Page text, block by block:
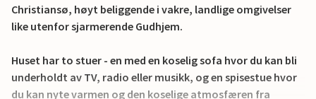
Christiansø, høyt beliggende i vakre, landlige omgivelser
like utenfor sjarmerende Gudhjem.
Huset har to stuer - en med en koselig sofa hvor du kan bli
underholdt av TV, radio eller musikk, og en spisestue hvor
du kan nyte varmen og den koselige atmosfæren fra